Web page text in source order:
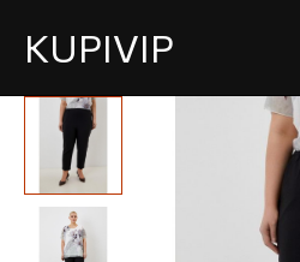
KUPIVIP